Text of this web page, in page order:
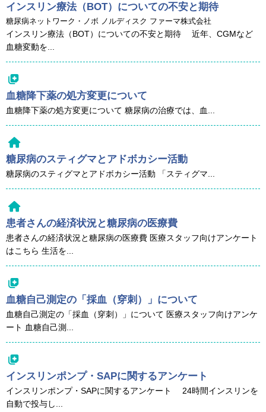
インスリン療法（BOT）についての不安と期待
糖尿病ネットワーク・ノボ ノルディスク ファーマ株式会社
インスリン療法（BOT）についての不安と期待 近年、CGMなど
血糖変動を...
血糖降下薬の処方変更について
血糖降下薬の処方変更について 糖尿病の治療では、血...
糖尿病のスティグマとアドボカシー活動
糖尿病のスティグマとアドボカシー活動 「スティグマ...
患者さんの経済状況と糖尿病の医療費
患者さんの経済状況と糖尿病の医療費 医療スタッフ向けアンケート
はこちら 生活を...
血糖自己測定の「採血（穿刺）」について
血糖自己測定の「採血（穿刺）」について 医療スタッフ向けアンケ
ート 血糖自己測...
インスリンポンプ・SAPに関するアンケート
インスリンポンプ・SAPに関するアンケート 24時間インスリンを
自動で投与し...